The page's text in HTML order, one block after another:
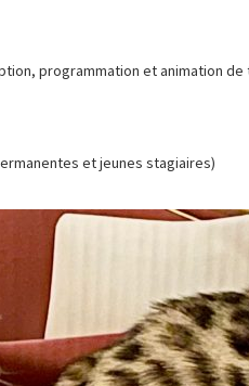
programmation et animation
et jeunes stagiaires)